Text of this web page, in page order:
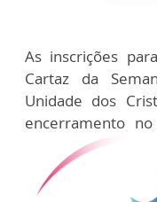
As inscrições
Cartaz da
Unidade dos
encerramento